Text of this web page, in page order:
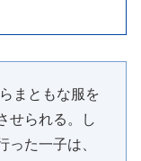
まともな服を
せられる。し
た一子は、